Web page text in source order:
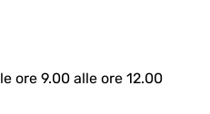
ore 9.00 alle ore 12.00